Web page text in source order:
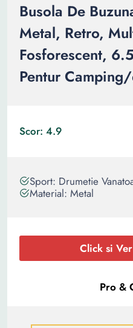
Busola De
Metal, Retro,
Fosforescent,
Pentur
Scor: 4.9
Sport: Drumetie
Material: Metal
Click si